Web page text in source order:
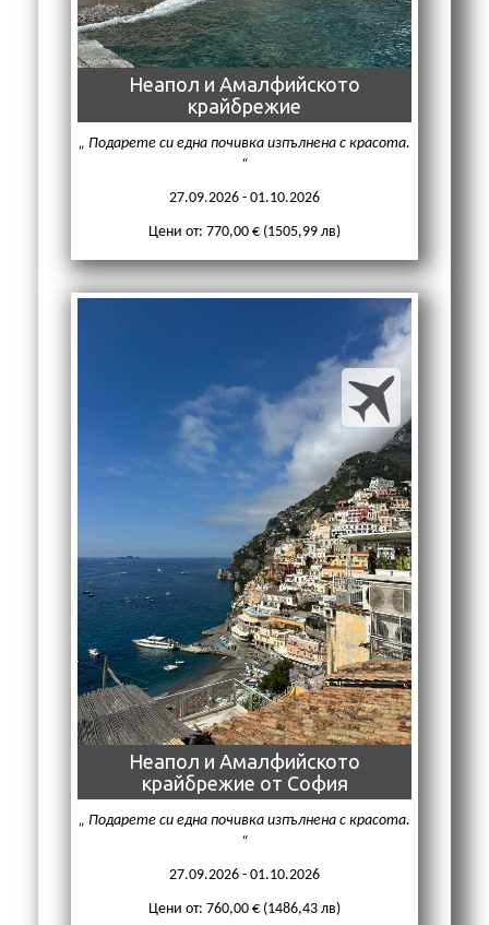
Неапол и Амалфийското
крайбрежие
Подарете си една почивка изпълнена с красота.
27.09.2026 - 01.10.2026
Цени от: 770,00 € (1505,99 лв)
Неапол и Амалфийското
крайбрежие от София
Подарете си една почивка изпълнена с красота.
27.09.2026 - 01.10.2026
Цени от: 760,00 € (1486,43 лв)